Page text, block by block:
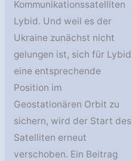
Kommunikationssatelliten
Lybid. Und weil es der
Ukraine zunächst nicht
gelungen ist, sich für Lybid
eine entsprechende
Position im
Geostationären Orbit zu
sichern, wird der Start des
Satelliten erneut
verschoben. Ein Beitrag